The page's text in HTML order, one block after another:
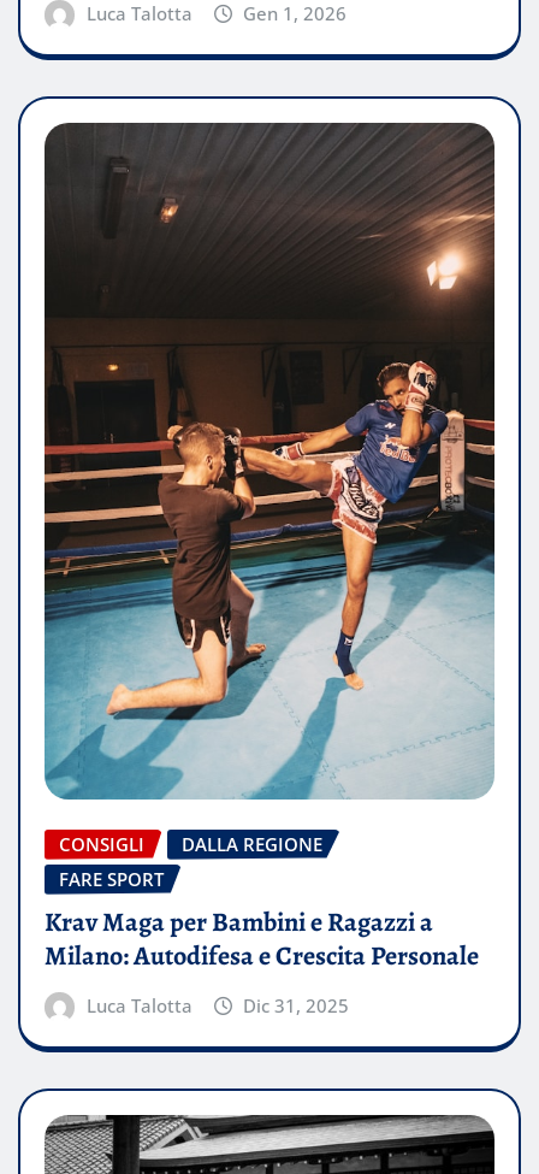
Luca Talotta Gen 1, 2026
CONSIGLI
DALLA REGIONE
FARE SPORT
Krav Maga per Bambini e Ragazzi a
Milano: Autodifesa e Crescita Personale
Luca Talotta Dic 31, 2025